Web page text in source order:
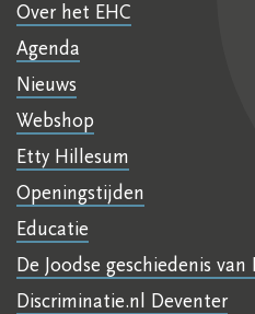
Over het EHC
Agenda
Nieuws
Webshop
Etty Hillesum
Openingstijden
Educatie
De Joodse geschiedenis
Discriminatie.nl Deventer